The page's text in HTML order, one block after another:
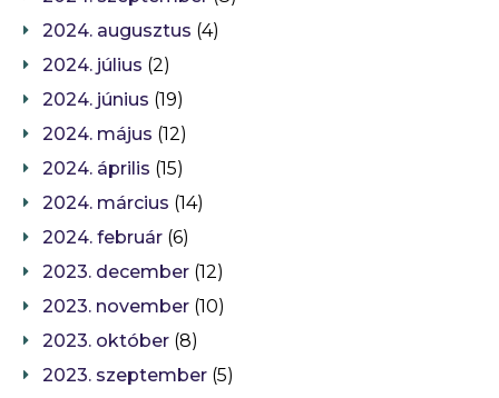
2024. augusztus (4)
2024. július (2)
2024. június (19)
2024. május (12)
2024. április (15)
2024. március (14)
2024. február (6)
2023. december (12)
2023. november (10)
2023. október (8)
2023. szeptember (5)